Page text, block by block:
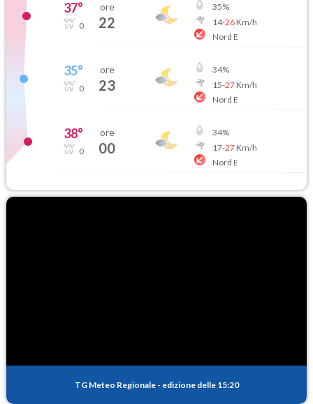
37°
0
ore
22
35%
14-26Km/h
Nord E
35°
0
ore
23
34%
15-27Km/h
Nord E
38°
0
ore
00
34%
17-27Km/h
Nord E
TG Meteo Regionale - edizione delle 15:20